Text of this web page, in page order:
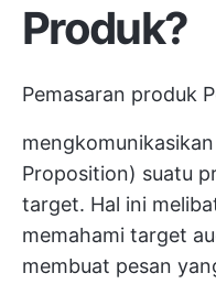
Produk?
Pemasaran produk
Proposition) suatu
target. Hal ini
memahami target
membuat pesan